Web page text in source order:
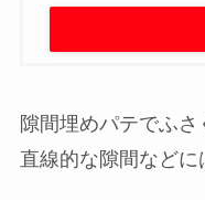
隙間埋めパテでふ
直線的な隙間などに